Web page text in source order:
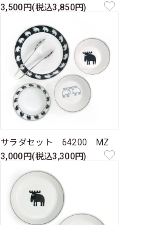
3,500円(税込3,850円)
サラダセット 64200 MZ
3,000円(税込3,300円)